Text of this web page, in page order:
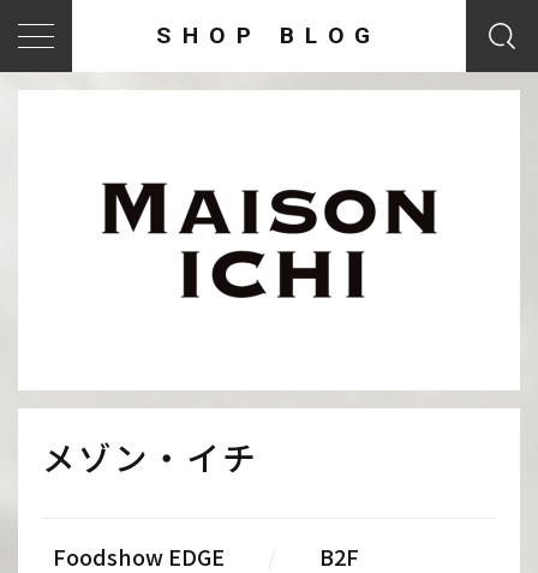
SHOP BLOG
メゾン・イチ
Foodshow EDGE B2F